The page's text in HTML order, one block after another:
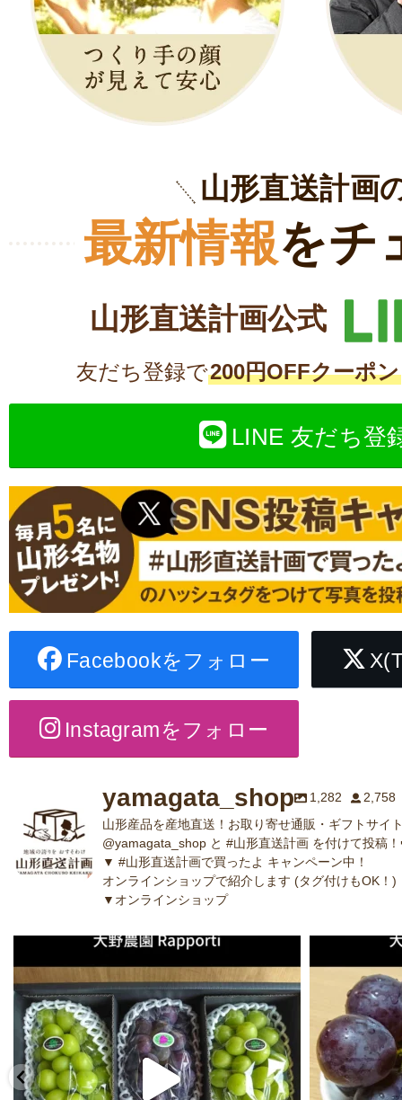
山形直送計画
最新情報をチ
山形直送計画公式
友だち登録で200円OFFクーポン
LINE 友だち登
Facebookをフォロー
Instagramをフォロー
yamagata_shop 1,282
2,758
山形産品を産地直送！お取り寄せ通販・ギフトサイ
@yamagata_shop と #山形直送計画 を付けて投稿
▼ #山形直送計画で買ったよ キャンペーン中！
オンラインショップで紹介します (タグ付けもOK！)
▼オンラインショップ